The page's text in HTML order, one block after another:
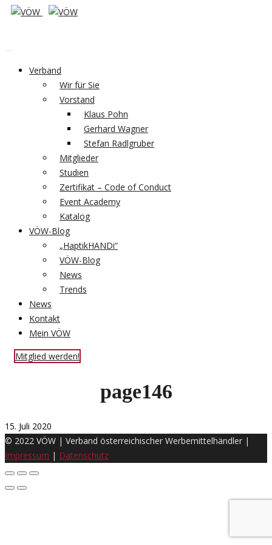
Verband
Wir für Sie
Vorstand
Klaus Pohn
Gerhard Wagner
Stefan Radlgruber
Mitglieder
Studien
Zertifikat – Code of Conduct
Event Academy
Katalog
VÖW-Blog
„HaptikHANDi“
VÖW-Blog
News
Trends
News
Kontakt
Mein VÖW
Mitglied werden!
page146
15. Juli 2020
© 2022 VÖW | Verband österreichischer Werbemittelhändler |
Impressum | Datenschutz